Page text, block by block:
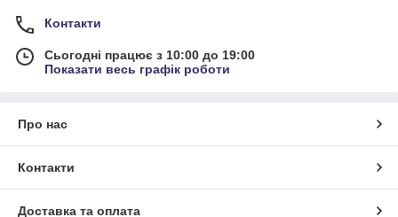
Контакти
Сьогодні працює з 10:00 до 19:00
Показати весь графік роботи
Про нас
Контакти
Доставка та оплата